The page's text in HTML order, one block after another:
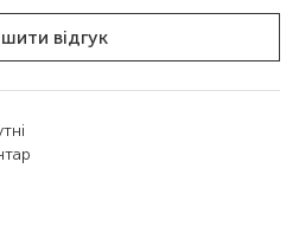
відгук